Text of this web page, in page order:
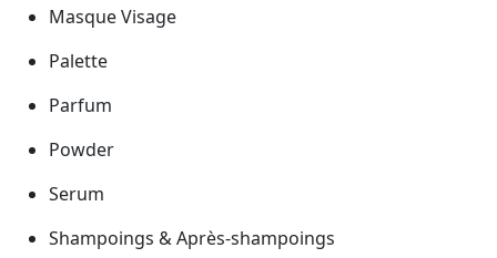
Masque Visage
Palette
Parfum
Powder
Serum
Shampoings & Après-shampoings